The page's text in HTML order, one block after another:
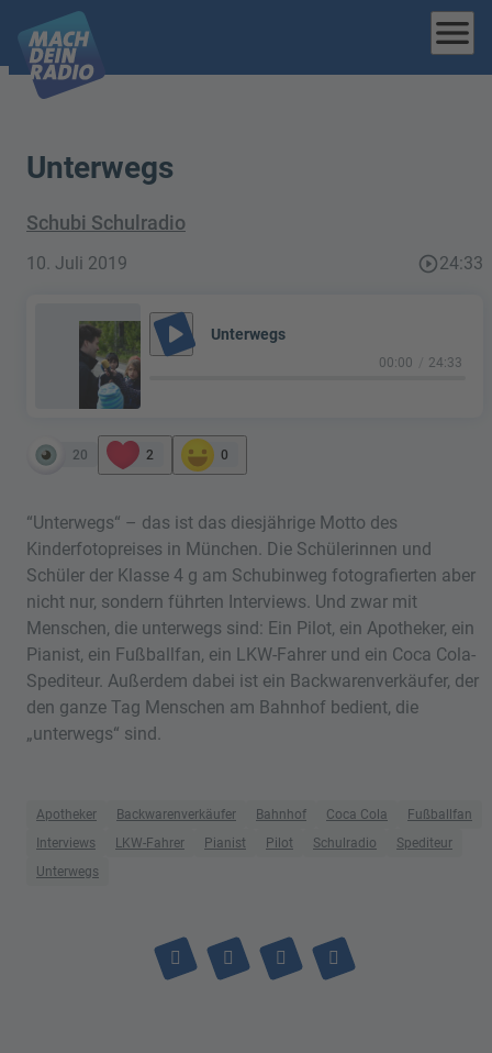
menu
Unterwegs
Schubi Schulradio
10. Juli 2019 play_circle_outline24:33
play_arrow Unterwegs
00:00 24:33
20 2 0
“Unterwegs“ – das ist das diesjährige Motto des
Kinderfotopreises in München. Die Schülerinnen und
Schüler der Klasse 4 g am Schubinweg fotografierten aber
nicht nur, sondern führten Interviews. Und zwar mit
Menschen, die unterwegs sind: Ein Pilot, ein Apotheker, ein
Pianist, ein Fußballfan, ein LKW-Fahrer und ein Coca Cola-
Spediteur. Außerdem dabei ist ein Backwarenverkäufer, der
den ganze Tag Menschen am Bahnhof bedient, die
„unterwegs“ sind.
Apotheker Backwarenverkäufer Bahnhof Coca Cola
Fußballfan
Interviews
LKW-Fahrer Pianist Pilot Schulradio
Spediteur
Unterwegs